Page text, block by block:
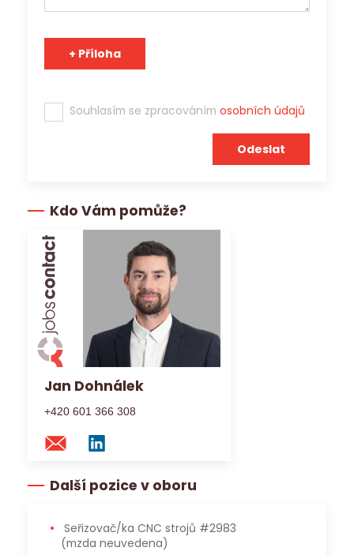
Tým Jobs Contact se těší na spolupráci s Vámi!
Souhlasím se zpracováním osobních údajů
Kdo Vám pomůže?
Jan Dohnálek
+420 601 366 308
Další pozice v oboru
Seřizovač/ka CNC strojů #2983
(mzda neuvedena)